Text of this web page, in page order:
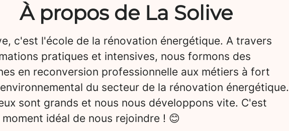
À propos de La Solive
c'est l'école de la rénovation énergétique. A travers
pratiques et intensives, nous formons des
en reconversion professionnelle aux métiers à fort
du secteur de la rénovation énergétique.
sont grands et nous nous développons vite. C'est
idéal de nous rejoindre ! 😊